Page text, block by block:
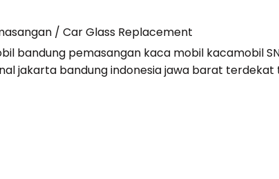
/ Car Glass Replacement
bandung pemasangan kaca mobil kacamobil
jakarta bandung indonesia jawa barat terdekat